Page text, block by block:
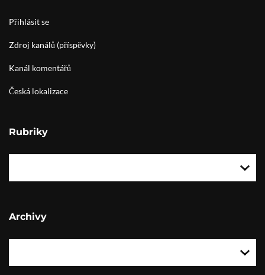
Přihlásit se
Zdroj kanálů (příspěvky)
Kanál komentářů
Česká lokalizace
Rubriky
Archivy